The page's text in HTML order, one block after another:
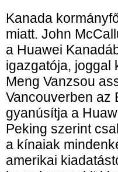
Kanada
miatt. John
a Huawei
igazgatója, joggal
Meng Vanzsou
Vancouverben az
gyanúsítja a
Peking szerint
a kínaiak
amerikai